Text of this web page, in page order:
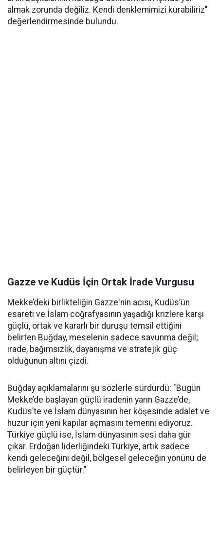
almak zorunda değiliz. Kendi denklemimizi kurabiliriz"
değerlendirmesinde bulundu.
Gazze ve Kudüs İçin Ortak İrade Vurgusu
Mekke’deki birlikteliğin Gazze'nin acısı, Kudüs’ün
esareti ve İslam coğrafyasının yaşadığı krizlere karşı
güçlü, ortak ve kararlı bir duruşu temsil ettiğini
belirten Buğday, meselenin sadece savunma değil;
irade, bağımsızlık, dayanışma ve stratejik güç
olduğunun altını çizdi.
Buğday açıklamalarını şu sözlerle sürdürdü: "Bugün
Mekke’de başlayan güçlü iradenin yarın Gazze’de,
Kudüs’te ve İslam dünyasının her köşesinde adalet ve
huzur için yeni kapılar açmasını temenni ediyoruz.
Türkiye güçlü ise, İslam dünyasının sesi daha gür
çıkar. Erdoğan liderliğindeki Türkiye, artık sadece
kendi geleceğini değil, bölgesel geleceğin yönünü de
belirleyen bir güçtür."